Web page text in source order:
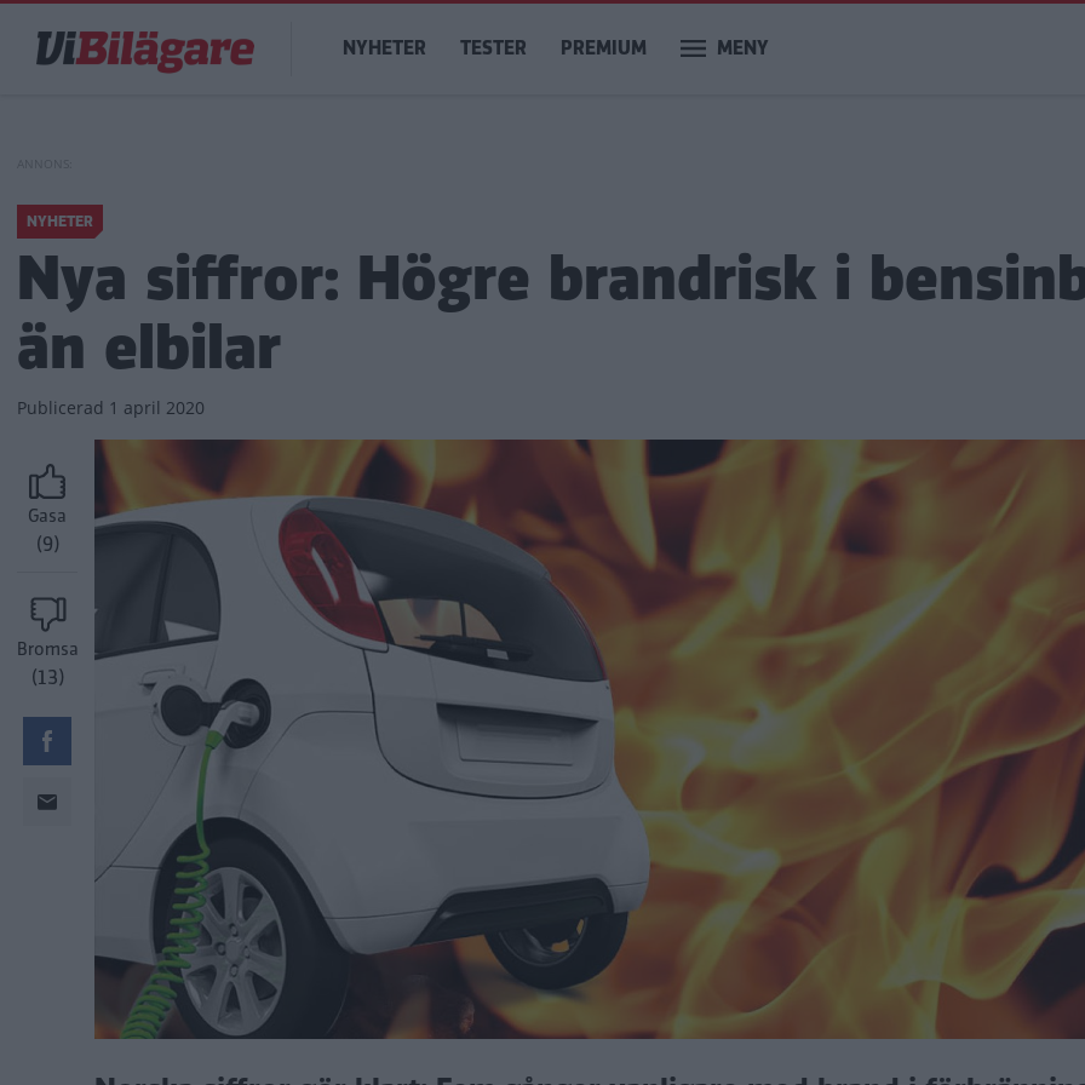
huvudinnehåll
Main
navigation
NYHETER TESTER PREMIUM MENY
NYHETER
Nya siffror: Högre brandrisk i
än elbilar
Publicerad 1 april 2020
Gasa
(9)
Bromsa
(13)